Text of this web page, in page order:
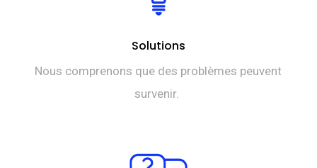
Solutions
Nous comprenons que des problèmes peuvent
survenir.